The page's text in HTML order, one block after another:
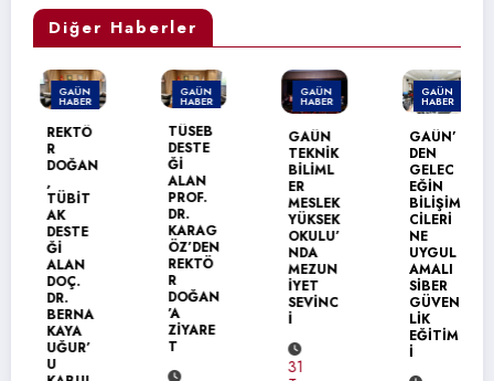
Diğer Haberler
GAÜN
HABER
REKTÖ
R
DOĞAN
TÜBİT
AK
DESTE
Ğİ
ALAN
DOÇ.
DR.
BERNA
KAYA
UĞUR’
U
GAÜN
HABER
TÜSEB
DESTE
Ğİ
ALAN
PROF.
DR.
KARAG
ÖZ’DEN
REKTÖ
R
DOĞAN
’A
ZİYARE
T
GAÜN
HABER
GAÜN
TEKNİK
BİLİML
ER
MESLEK
YÜKSEK
OKULU’
NDA
MEZUN
İYET
SEVİNC
31
GAÜN
HABER
GAÜN’
DEN
GELEC
EĞİN
BİLİŞİM
CİLERİ
NE
UYGUL
AMALI
SİBER
GÜVEN
LİK
EĞİTİM